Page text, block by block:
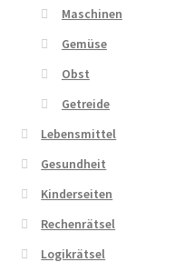
Maschinen
Gemüse
Obst
Getreide
Lebensmittel
Gesundheit
Kinderseiten
Rechenrätsel
Logikrätsel